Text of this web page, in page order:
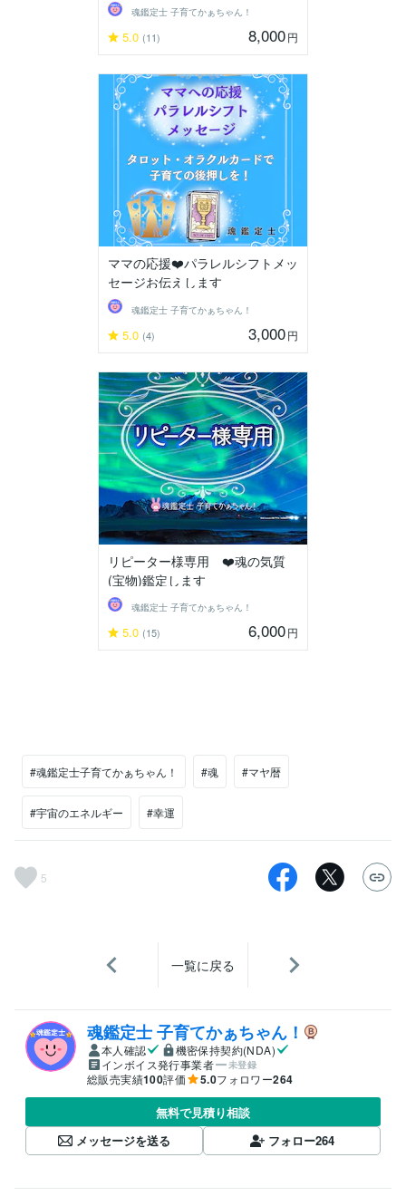
魂鑑定士 子育てかぁちゃん！
5.0 (11) 8,000円
ママの応援❤️パラレルシフトメッ
セージお伝えします
魂鑑定士 子育てかぁちゃん！
5.0 (4) 3,000円
リピーター様専用 ❤️魂の気質
(宝物)鑑定します
魂鑑定士 子育てかぁちゃん！
5.0 (15) 6,000円
#魂鑑定士子育てかぁちゃん！ #魂 #マヤ暦
#宇宙のエネルギー #幸運
5
一覧に戻る
魂鑑定士 子育てかぁちゃん！
本人確認
機密保持契約(NDA)
インボイス発行事業者
未登録
総販売実績100評価 5.0フォロワー264
無料で見積り相談
メッセージを送る
フォロー264